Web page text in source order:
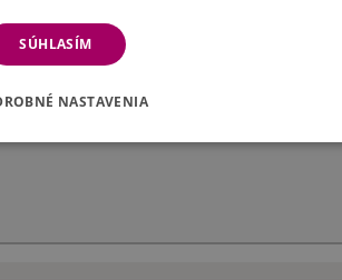
Vyberte počet hviezdičiek
SÚHLASÍM
NASTAVENIA